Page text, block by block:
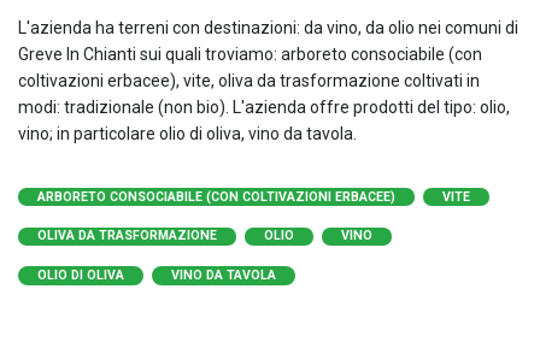
L'azienda ha terreni con destinazioni: da vino, da olio nei comuni di
Greve In Chianti sui quali troviamo: arboreto consociabile (con
coltivazioni erbacee), vite, oliva da trasformazione coltivati in
modi: tradizionale (non bio). L'azienda offre prodotti del tipo: olio,
vino; in particolare olio di oliva, vino da tavola.
ARBORETO CONSOCIABILE (CON COLTIVAZIONI ERBACEE) VITE
OLIVA DA TRASFORMAZIONE OLIO VINO
OLIO DI OLIVA VINO DA TAVOLA